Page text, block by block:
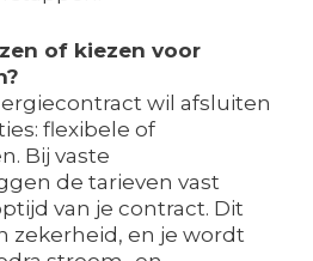
of kiezen voor
wil afsluiten
flexibele of
Bij vaste
de tarieven vast
van je contract. Dit
zekerheid, en je wordt